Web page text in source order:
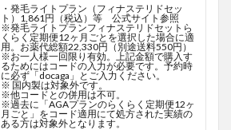
・発毛ライトプラン（フィナステリドセッ
ト）1,861円（税込）等 公式サイト参照
※発毛ライトプランフィナステリドセットら
くらく定期便12ヶ月ごとを選択した場合に適
用。お薬代総額22,330円（別途送料550円）
※お一人様一回限り有効。上記金額で購入す
るためにはコードの入力が必要です。予約時
に必ず「docaga」とご入力ください。
※ 国内製は対象外です。
※他コードとの併用は不可。
※過去に「AGAプランのらくらく定期便12ヶ
月ごと」をコード適用にて処方された実績の
ある方は対象外となります。